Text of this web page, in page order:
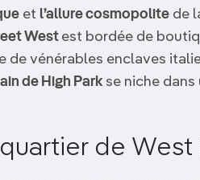
et l’allure cosmopolite de
West est bordée de
de vénérables enclaves
de High Parkse niche dans
de West